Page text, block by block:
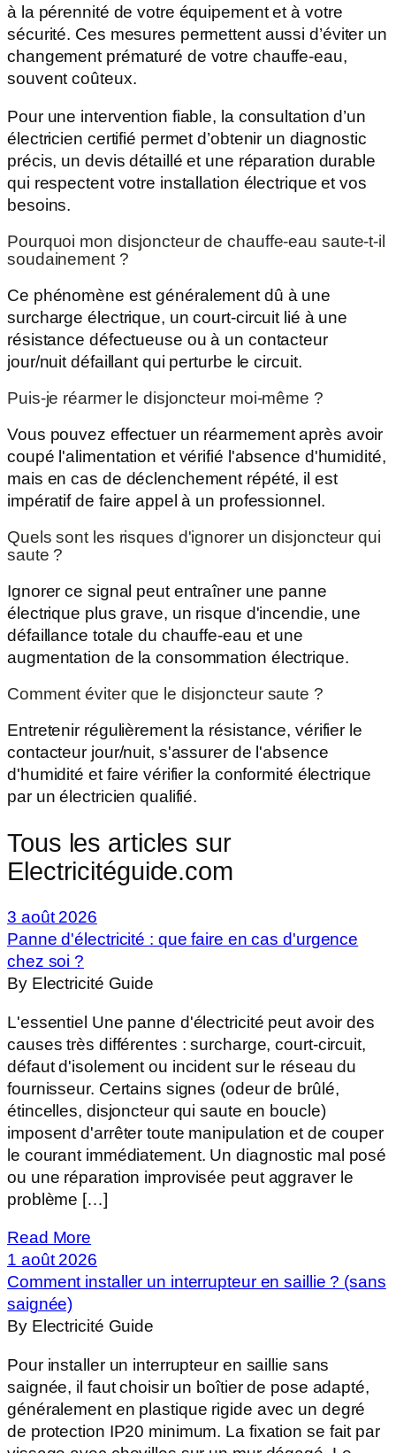
à la pérennité de votre équipement et à votre
sécurité. Ces mesures permettent aussi d’éviter un
changement prématuré de votre chauffe-eau,
souvent coûteux.
Pour une intervention fiable, la consultation d’un
électricien certifié permet d’obtenir un diagnostic
précis, un devis détaillé et une réparation durable
qui respectent votre installation électrique et vos
besoins.
Pourquoi mon disjoncteur de chauffe-eau saute-t-il
soudainement ?
Ce phénomène est généralement dû à une
surcharge électrique, un court-circuit lié à une
résistance défectueuse ou à un contacteur
jour/nuit défaillant qui perturbe le circuit.
Puis-je réarmer le disjoncteur moi-même ?
Vous pouvez effectuer un réarmement après avoir
coupé l'alimentation et vérifié l'absence d'humidité,
mais en cas de déclenchement répété, il est
impératif de faire appel à un professionnel.
Quels sont les risques d'ignorer un disjoncteur qui
saute ?
Ignorer ce signal peut entraîner une panne
électrique plus grave, un risque d'incendie, une
défaillance totale du chauffe-eau et une
augmentation de la consommation électrique.
Comment éviter que le disjoncteur saute ?
Entretenir régulièrement la résistance, vérifier le
contacteur jour/nuit, s'assurer de l'absence
d'humidité et faire vérifier la conformité électrique
par un électricien qualifié.
Tous les articles sur
Electricitéguide.com
3 août 2026
Panne d'électricité : que faire en cas d'urgence
chez soi ?
By Electricité Guide
L'essentiel Une panne d'électricité peut avoir des
causes très différentes : surcharge, court-circuit,
défaut d'isolement ou incident sur le réseau du
fournisseur. Certains signes (odeur de brûlé,
étincelles, disjoncteur qui saute en boucle)
imposent d'arrêter toute manipulation et de couper
le courant immédiatement. Un diagnostic mal posé
ou une réparation improvisée peut aggraver le
problème […]
Read More
1 août 2026
Comment installer un interrupteur en saillie ? (sans
saignée)
By Electricité Guide
Pour installer un interrupteur en saillie sans
saignée, il faut choisir un boîtier de pose adapté,
généralement en plastique rigide avec un degré
de protection IP20 minimum. La fixation se fait par